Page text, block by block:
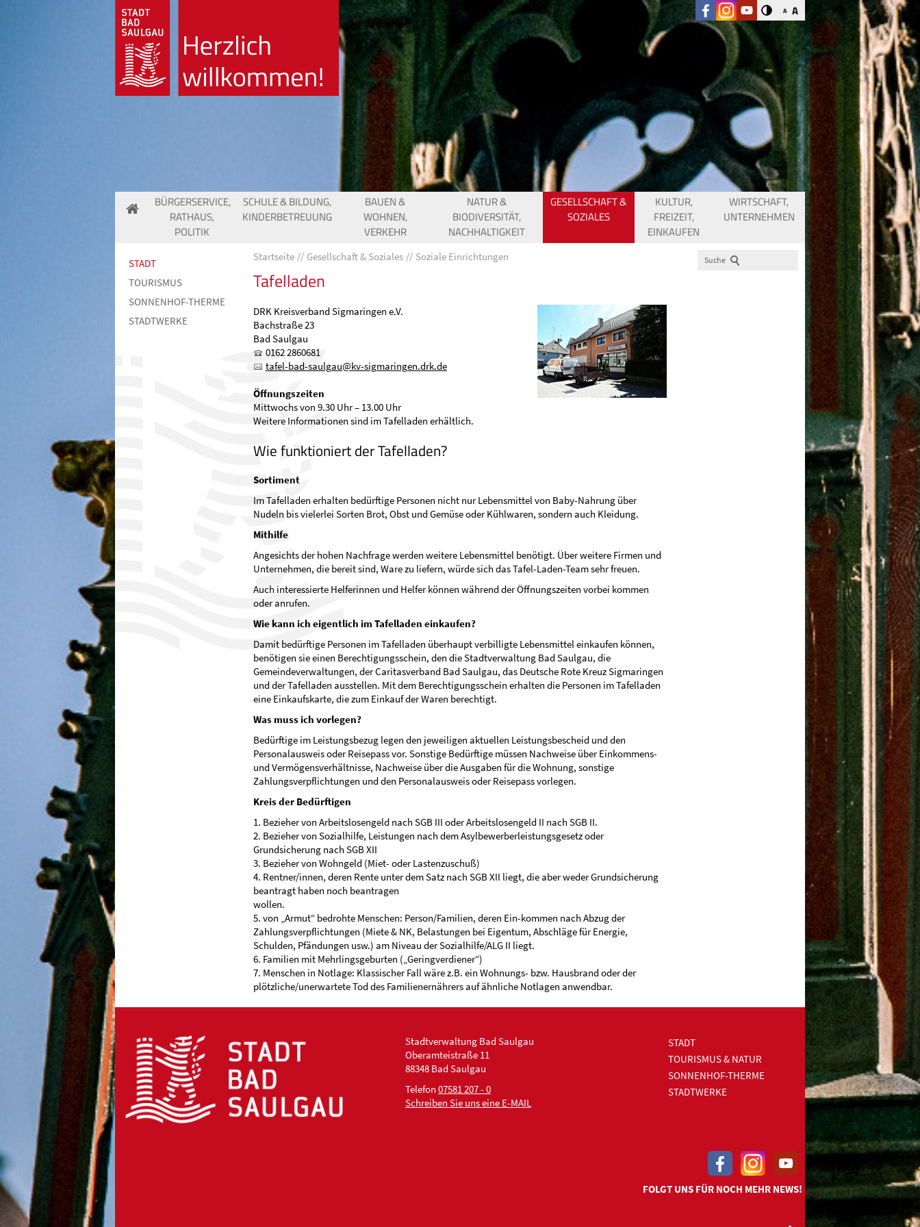
A A
BÜRGERSERVICE,
RATHAUS,
POLITIK
SCHULE & BILDUNG,
KINDERBETREUUNG
BAUEN &
WOHNEN,
VERKEHR
NATUR &
BIODIVERSITÄT,
NACHHALTIGKEIT
GESELLSCHAFT &
SOZIALES
KULTUR,
FREIZEIT,
EINKAUFEN
WIRTSCHAFT,
UNTERNEHMEN
STADT
TOURISMUS
SONNENHOF-THERME
STADTWERKE
Startseite Gesellschaft & Soziales Soziale Einrichtungen
Tafelladen
DRK Kreisverband Sigmaringen e.V.
Bachstraße 23
Bad Saulgau
0162 2860681
tafel-bad-saulgau@kv-sigmaringen.drk.de
Öffnungszeiten
Mittwochs von 9.30 Uhr – 13.00 Uhr
Weitere Informationen sind im Tafelladen erhältlich.
Wie funktioniert der Tafelladen?
Sortiment
Im Tafelladen erhalten bedürftige Personen nicht nur Lebensmittel von Baby-Nahrung über
Nudeln bis vielerlei Sorten Brot, Obst und Gemüse oder Kühlwaren, sondern auch Kleidung.
Mithilfe
Angesichts der hohen Nachfrage werden weitere Lebensmittel benötigt. Über weitere Firmen und
Unternehmen, die bereit sind, Ware zu liefern, würde sich das Tafel-Laden-Team sehr freuen.
Auch interessierte Helferinnen und Helfer können während der Öffnungszeiten vorbei kommen
oder anrufen.
Wie kann ich eigentlich im Tafelladen einkaufen?
Damit bedürftige Personen im Tafelladen überhaupt verbilligte Lebensmittel einkaufen können,
benötigen sie einen Berechtigungsschein, den die Stadtverwaltung Bad Saulgau, die
Gemeindeverwaltungen, der Caritasverband Bad Saulgau, das Deutsche Rote Kreuz Sigmaringen
und der Tafelladen ausstellen. Mit dem Berechtigungsschein erhalten die Personen im Tafelladen
eine Einkaufskarte, die zum Einkauf der Waren berechtigt.
Was muss ich vorlegen?
Bedürftige im Leistungsbezug legen den jeweiligen aktuellen Leistungsbescheid und den
Personalausweis oder Reisepass vor. Sonstige Bedürftige müssen Nachweise über Einkommens-
und Vermögensverhältnisse, Nachweise über die Ausgaben für die Wohnung, sonstige
Zahlungsverpflichtungen und den Personalausweis oder Reisepass vorlegen.
Kreis der Bedürftigen
1. Bezieher von Arbeitslosengeld nach SGB III oder Arbeitslosengeld II nach SGB II.
2. Bezieher von Sozialhilfe, Leistungen nach dem Asylbewerberleistungsgesetz oder
Grundsicherung nach SGB XII
3. Bezieher von Wohngeld (Miet- oder Lastenzuschuß)
4. Rentner/innen, deren Rente unter dem Satz nach SGB XII liegt, die aber weder Grundsicherung
beantragt haben noch beantragen
wollen.
5. von „Armut“ bedrohte Menschen: Person/Familien, deren Ein-kommen nach Abzug der
Zahlungsverpflichtungen (Miete & NK, Belastungen bei Eigentum, Abschläge für Energie,
Schulden, Pfändungen usw.) am Niveau der Sozialhilfe/ALG II liegt.
6. Familien mit Mehrlingsgeburten („Geringverdiener“)
7. Menschen in Notlage: Klassischer Fall wäre z.B. ein Wohnungs- bzw. Hausbrand oder der
plötzliche/unerwartete Tod des Familienernährers auf ähnliche Notlagen anwendbar.
Suche
Stadtverwaltung Bad Saulgau
Oberamteistraße 11
88348 Bad Saulgau
Telefon 07581 207 - 0
Schreiben Sie uns eine E-MAIL
STADT
TOURISMUS & NATUR
SONNENHOF-THERME
STADTWERKE
FOLGT UNS FÜR NOCH MEHR NEWS!